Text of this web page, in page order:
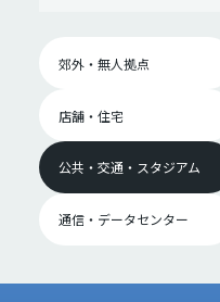
郊外・無人拠点
店舗・住宅
公共・交通・スタジアム
通信・データセンター